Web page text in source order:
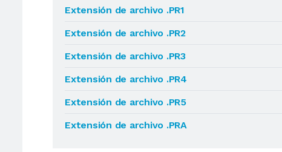
Extensión de archivo .PR1
Extensión de archivo .PR2
Extensión de archivo .PR3
Extensión de archivo .PR4
Extensión de archivo .PR5
Extensión de archivo .PRA